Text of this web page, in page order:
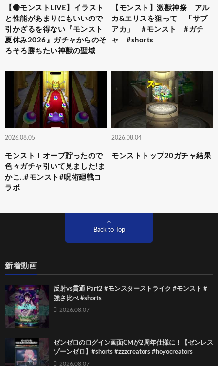
【🔴モンストLIVE】イラスト
と性能があまりにもいいので
引かざるを得ない『モンスト
夏休み2026』ガチャからのそ
ろそろ勝ちたい神獣の聖域
【モンスト】激獣神祭 アル
カ&エリスを狙って 「サブ
アカ」 #モンスト #ガチ
ャ #shorts
2026.08.05
モンスト！オーブ貯ったので
色々ガチャ引いて見ました!ま
かこ..#モンスト#呪術廻戦コ
ラボ
2026.08.04
モンストトップ20ガチャ結果
Back to Top
新着動画
反射vs貫通 Part2 #モンスターストライク #モンスト #
強さ比べ #shorts
2026.08.07
ゼンゼロのログイン画面CMが2周年仕様に！【ゼンレス
ゾーンゼロ】#shorts #zzzcreators #hoyocreators
2026.08.07